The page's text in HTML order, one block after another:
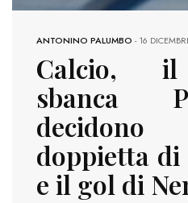
ANTONINO PALUMBO -16
Calcio,
sbanca
doppietta di
e il gol di